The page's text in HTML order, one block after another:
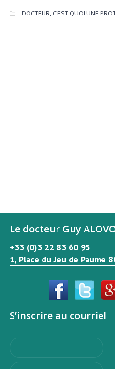
DOCTEUR, C’EST QUOI UNE
Le docteur Guy
+33 (0)3 22 83 60 95
1, Place du Jeu de Paume
S’inscrire au courriel